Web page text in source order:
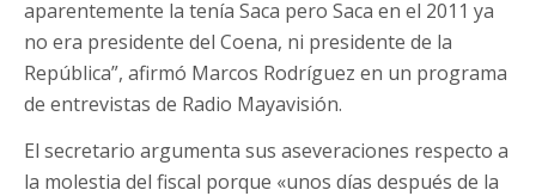
aparentemente la tenía Saca pero Saca en el 2011 ya
no era presidente del Coena, ni presidente de la
República”, afirmó Marcos Rodríguez en un programa
de entrevistas de Radio Mayavisión.
El secretario argumenta sus aseveraciones respecto a
la molestia del fiscal porque «unos días después de la